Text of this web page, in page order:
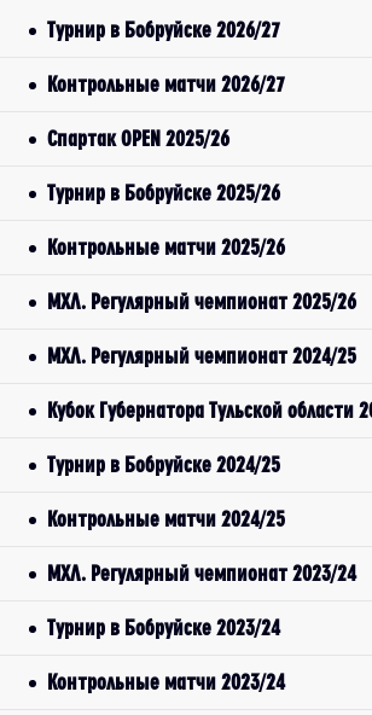
Турнир в Бобруйске 2026/27
Контрольные матчи 2026/27
Спартак OPEN 2025/26
Турнир в Бобруйске 2025/26
Контрольные матчи 2025/26
МХЛ. Регулярный чемпионат 2025/26
МХЛ. Регулярный чемпионат 2024/25
Кубок Губернатора Тульской области
Турнир в Бобруйске 2024/25
Контрольные матчи 2024/25
МХЛ. Регулярный чемпионат 2023/24
Турнир в Бобруйске 2023/24
Контрольные матчи 2023/24